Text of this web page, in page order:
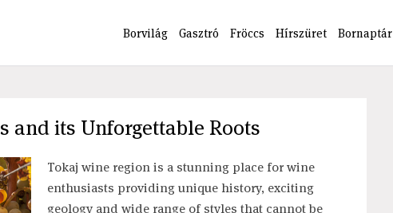
Borvilág Gasztró Fröccs Hírszüret Bornaptár
and its Unforgettable Roots
Tokaj wine region is a stunning place for wine
enthusiasts providing unique history, exciting
geology and wide range of styles that cannot be